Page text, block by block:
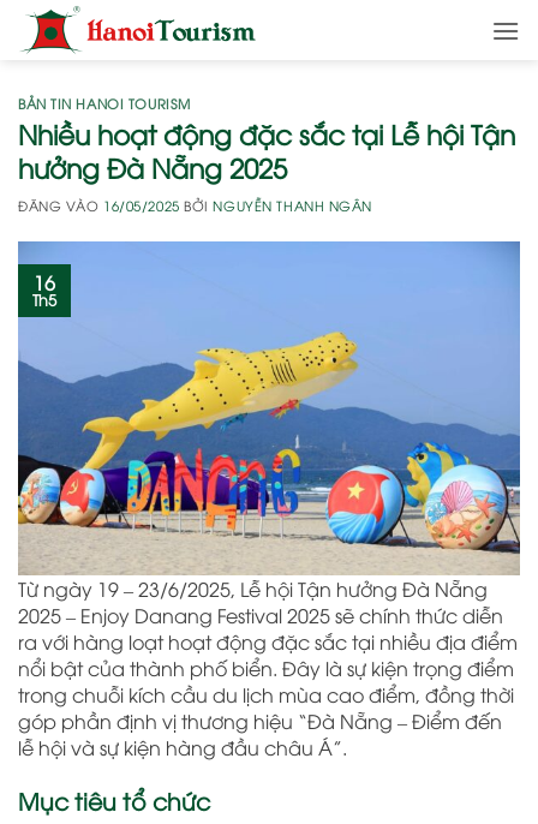
qua
dungBẢN TIN HANOI TOURISM
Nhiều hoạt động đặc sắc tại Lễ hội Tận
hưởng Đà Nẵng 2025
ĐĂNG VÀO 16/05/2025 BỞINGUYỄN THANH NGÂN
16
Th5
Từ ngày 19 – 23/6/2025, Lễ hội Tận hưởng Đà Nẵng
2025 – Enjoy Danang Festival 2025 sẽ chính thức diễn
ra với hàng loạt hoạt động đặc sắc tại nhiều địa điểm
nổi bật của thành phố biển. Đây là sự kiện trọng điểm
trong chuỗi kích cầu du lịch mùa cao điểm, đồng thời
góp phần định vị thương hiệu “Đà Nẵng – Điểm đến
lễ hội và sự kiện hàng đầu châu Á”.
Mục tiêu tổ chức